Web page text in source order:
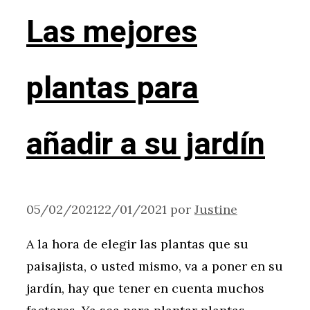
Las mejores
plantas para
añadir a su jardín
05/02/202122/01/2021 por Justine
A la hora de elegir las plantas que su
paisajista, o usted mismo, va a poner en su
jardín, hay que tener en cuenta muchos